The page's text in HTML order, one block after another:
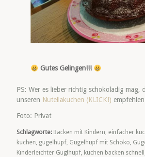
Gutes Gelingen!!!
PS: Wer es lieber richtig schokoladig mag,
unseren Nutellakuchen (KLICK!)
Foto: Privat
Schlagworte: Backen mit Kindern, einfacher
kuchen, gugelhupf, Gugelhupf mit Schoko,
Kinderleichter Guglhupf, kuchen backen schnell